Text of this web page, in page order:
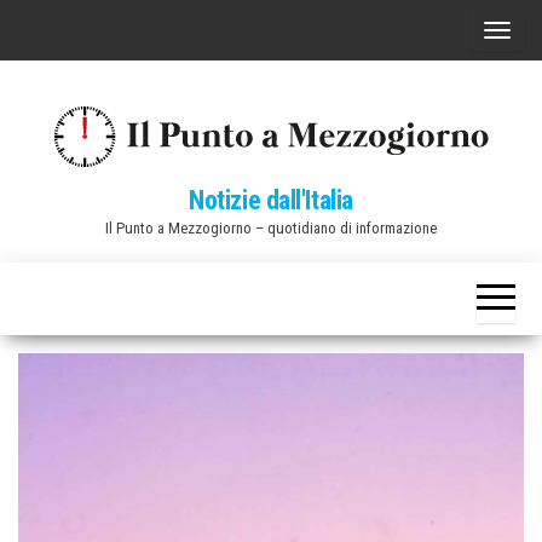
C
a
v
Notizie dall'Italia
Il Punto a Mezzogiorno – quotidiano di informazione